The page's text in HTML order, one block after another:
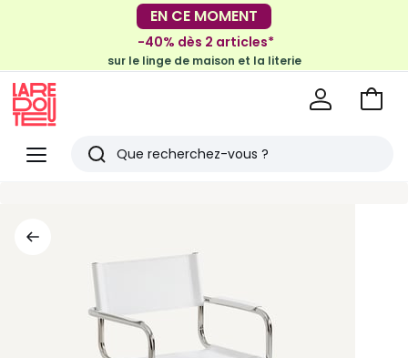
-30€ tous les 100€*
sur le meuble & la déco
EN CE MOMENT
-40% dès 2 articles*
sur le linge de maison et la literie
Menu
Redoute
Rechercher
Voir